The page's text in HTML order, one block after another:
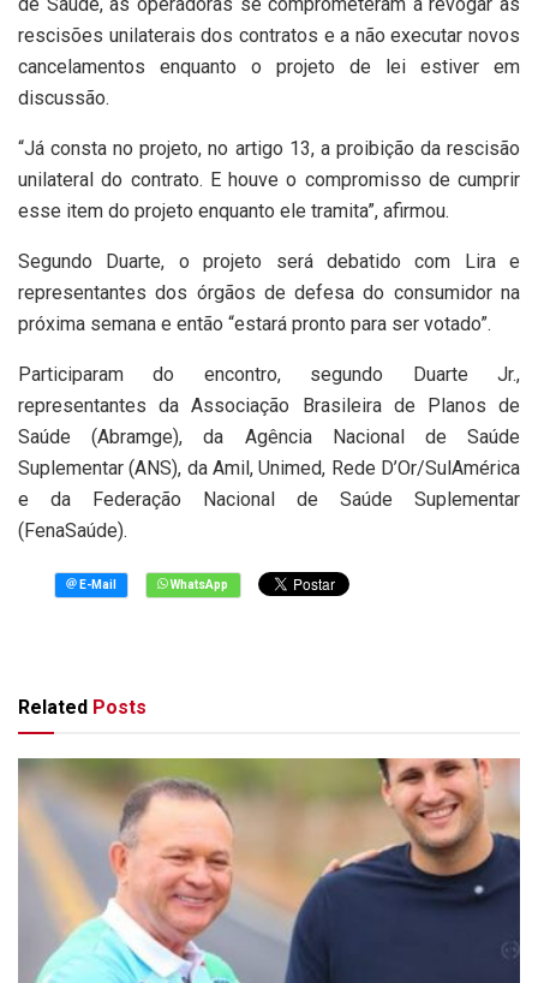
rescisões unilaterais dos contratos e a não executar novos
cancelamentos enquanto o projeto de lei estiver em
discussão.
“Já consta no projeto, no artigo 13, a proibição da rescisão
unilateral do contrato. E houve o compromisso de cumprir
esse item do projeto enquanto ele tramita”, afirmou.
Segundo Duarte, o projeto será debatido com Lira e
representantes dos órgãos de defesa do consumidor na
próxima semana e então “estará pronto para ser votado”.
Participaram do encontro, segundo Duarte Jr.,
representantes da Associação Brasileira de Planos de
Saúde (Abramge), da Agência Nacional de Saúde
Suplementar (ANS), da Amil, Unimed, Rede D’Or/SulAmérica
e da Federação Nacional de Saúde Suplementar
(FenaSaúde).
Related Posts